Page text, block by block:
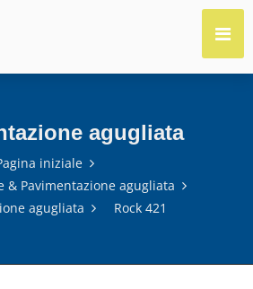
agugliata
iniziale
& Pavimentazione agugliata
agugliata
Rock 421